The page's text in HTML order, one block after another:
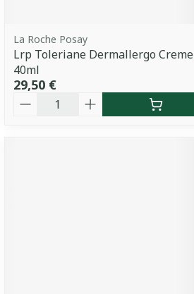
La Roche Posay
Lrp Toleriane Dermallergo Creme
40ml
29,50 €
Quantité